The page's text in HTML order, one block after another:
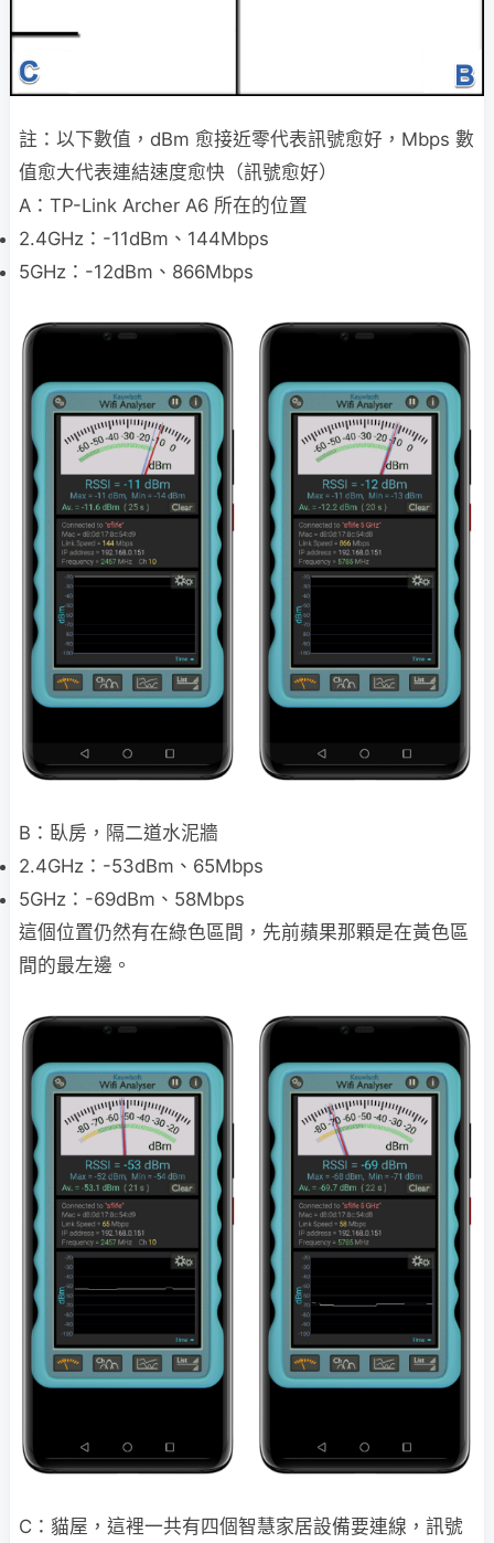
註：以下數值，dBm 愈接近零代表訊號愈好，Mbps 數
值愈大代表連結速度愈快（訊號愈好）
A：TP-Link Archer A6 所在的位置
2.4GHz：-11dBm、144Mbps
5GHz：-12dBm、866Mbps
B：臥房，隔二道水泥牆
2.4GHz：-53dBm、65Mbps
5GHz：-69dBm、58Mbps
這個位置仍然有在綠色區間，先前蘋果那顆是在黃色區
間的最左邊。
C：貓屋，這裡一共有四個智慧家居設備要連線，訊號